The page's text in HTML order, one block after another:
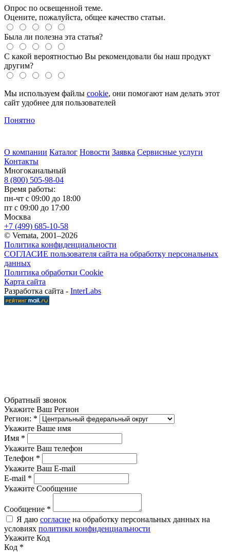
Опрос по освещенной теме.
Оцените, пожалуйста, общее качество статьи.
Была ли полезна эта статья?
С какой вероятностью Вы рекомендовали бы наш продукт
другим?
Мы используем файлы cookie, они помогают нам делать этот
сайт удобнее для пользователей
Понятно
О компании Каталог Новости Заявка Сервисные услуги
Контакты
Многоканальный
8 (800) 505-98-04
Время работы:
пн-чт с 09:00 до 18:00
пт с 09:00 до 17:00
Москва
+7 (499) 685-10-58
© Vemata, 2001–2026
Политика конфиденциальности
СОГЛАСИЕ пользователя сайта на обработку персональных
данных
Политика обработки Cookie
Карта сайта
Разработка сайта - InterLabs
Обратный звонок
Укажите Ваш Регион
Регион: *
Укажите Ваше имя
Имя *
Укажите Ваш телефон
Телефон *
Укажите Ваш E-mail
E-mail *
Укажите Сообщение
Сообщение *
Я даю согласие на обработку персональных данных на
условиях политики конфиденциальности
Укажите Код
Код *